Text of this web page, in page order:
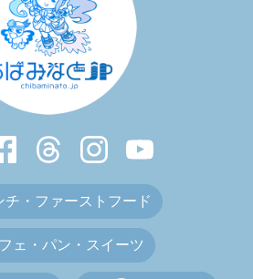
チ・ファーストフード
ェ・パン・スイーツ